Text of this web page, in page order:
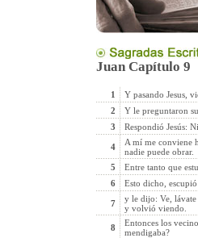
Juan Capítulo 9
1
Y pasando Jesus,
2
Y le preguntaron
3
Respondió Jesús:
4
A mí me conviene
nadie puede obrar.
5
Entre tanto que
6
Esto dicho,
7
y le dijo: Ve, lávate
y volvió viendo.
8
Entonces los
mendigaba?